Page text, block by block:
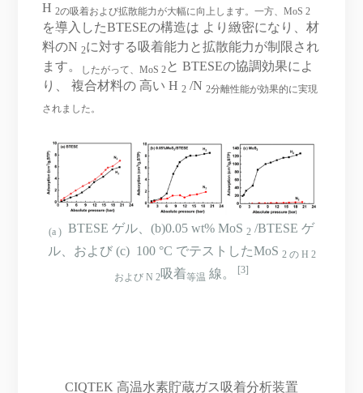
H2の吸着および拡散能力が大幅に向上します。一方、MoS 2
を導入したBTESEの構造は より緻密になり、材
料のN2に対する吸着能力と拡散能力が制限され
ます。
したがって、MoS 2 と BTESEの協調効果によ
り、 複合材料の 高い H2 /N2分離性能が効果的に実現
されました。
(a ) BTESE ゲル、(b)0.05 wt% MoS 2 /BTESE ゲ
ル、および (c) 100 °C でテストしたMoS 2 の H 2
および N 2吸着等温 線。 [3]
CIQTEK 高温水素貯蔵ガス吸着分析装置